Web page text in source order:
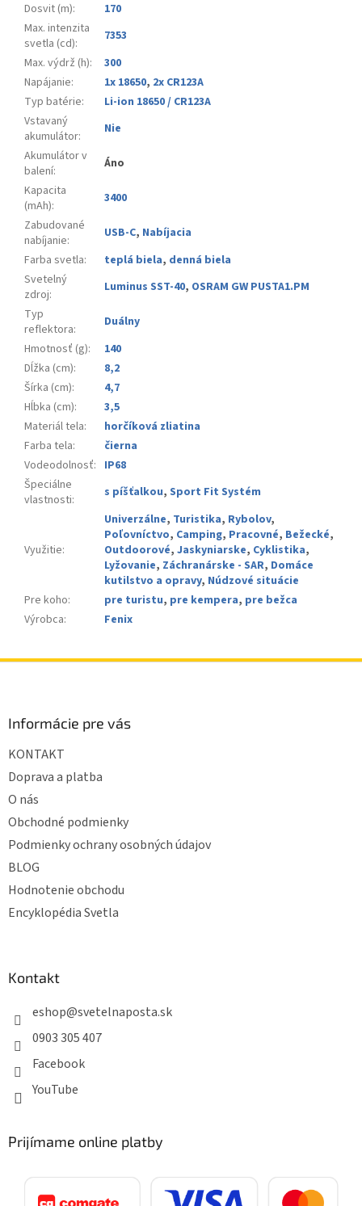
Dosvit (m):
170
Max. intenzita
svetla (cd):
7353
Max. výdrž (h):
300
Napájanie: 1x 18650, 2x CR123A
Typ batérie:
Li-ion 18650 / CR123A
Vstavaný
akumulátor:
Nie
Akumulátor v
balení:
Áno
Kapacita
(mAh):
3400
Zabudované
nabíjanie: USB-C, Nabíjacia
Farba svetla: teplá biela, denná biela
Svetelný
zdroj: Luminus SST-40, OSRAM GW PUSTA1.PM
Typ
reflektora:
Duálny
Hmotnosť (g):
140
Dĺžka (cm):
8,2
Šírka (cm):
4,7
Hĺbka (cm):
3,5
Materiál tela:
horčíková zliatina
Farba tela:
čierna
Vodeodolnosť: IP68
Špeciálne
vlastnosti: s píšťalkou, Sport Fit Systém
Využitie:
Univerzálne, Turistika, Rybolov,
Poľovníctvo, Camping, Pracovné, Bežecké,
Outdoorové, Jaskyniarske, Cyklistika,
Lyžovanie, Záchranárske - SAR, Domáce
kutilstvo a opravy, Núdzové situácie
Pre koho: pre turistu, pre kempera, pre bežca
Výrobca: Fenix
Informácie pre vás
KONTAKT
Doprava a platba
O nás
Obchodné podmienky
Podmienky ochrany osobných údajov
BLOG
Hodnotenie obchodu
Encyklopédia Svetla
Kontakt
eshop@svetelnaposta.sk
0903 305 407
Facebook
YouTube
Prijímame online platby